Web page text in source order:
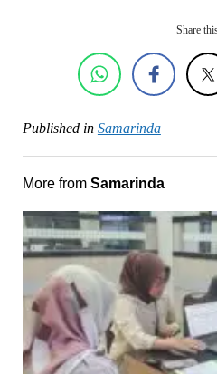
Share
Published in Samarinda
More from Samarinda